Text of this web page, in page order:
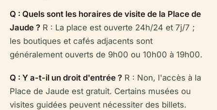
Q : Quels sont les horaires de visite de la Place de
Jaude ? R : La place est ouverte 24h/24 et 7j/7 ;
les boutiques et cafés adjacents sont
généralement ouverts de 9h00 ou 10h00 à 19h00.
Q : Y a-t-il un droit d'entrée ? R : Non, l'accès à la
Place de Jaude est gratuit. Certains musées ou
visites guidées peuvent nécessiter des billets.